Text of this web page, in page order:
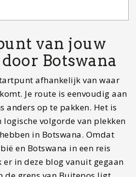
van jouw
Botswana
afhankelijk van waar
Je route is eenvoudig aan
anders op te pakken. Het is
logische volgorde van plekken
in Botswana. Omdat
en Botswana in een reis
in deze blog vanuit gegaan